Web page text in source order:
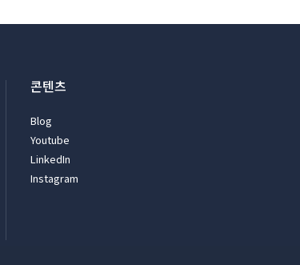
콘텐츠
Blog
Youtube
LinkedIn
Instagram